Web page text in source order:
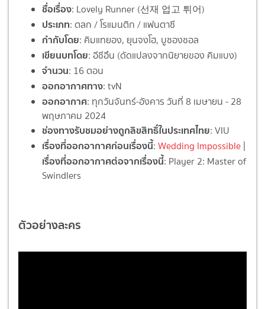
ชื่อเรื่อง: Lovely Runner (선재 업고 튀어)
ประเภท: ตลก / โรแมนติก / แฟนตาซี
กำกับโดย: คิมแทยอง, ยุนจงโฮ, บูซองชอล
เขียนบทโดย: อีชีอึน (ดัดแปลงจากนิยายของ คิมแบง)
จำนวน: 16 ตอน
ออกอากาศทาง: tvN
ออกอากาศ: ทุกวันจันทร์-อังคาร วันที่ 8 เมษายน - 28
พฤษภาคม 2024
ช่องทางรับชมอย่างถูกลิขสิทธิ์ในประเทศไทย: VIU
เรื่องที่ออกอากาศก่อนเรื่องนี้: Wedding Impossible |
เรื่องที่ออกอากาศต่อจากเรื่องนี้: Player 2: Master of
Swindlers
ตัวอย่างละคร